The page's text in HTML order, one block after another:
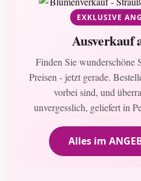
EXKLUSIVE
Ausverkauf
Finden Sie wunderschöne
Preisen - jetzt gerade.
vorbei sind, und
unvergesslich, geliefert in
Alles im